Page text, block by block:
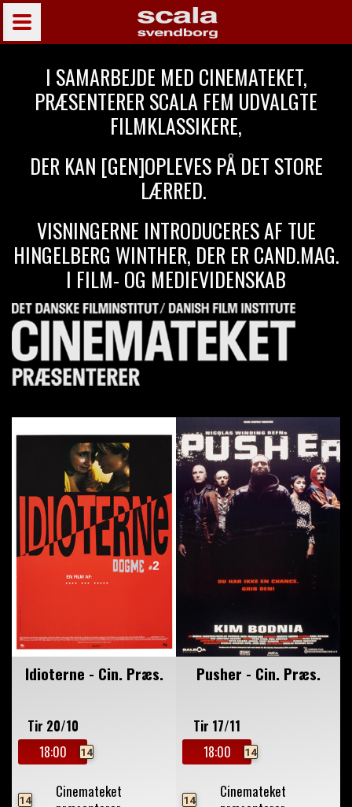
I SAMARBEJDE MED CINEMATEKET,
PRÆSENTERER SCALA FEM UDVALGTE
FILMKLASSIKERE,
DER KAN [GEN]OPLEVES PÅ DET STORE
LÆRRED.
VISNINGERNE INTRODUCERES AF TUE
HINGELBERG WINTHER, DER ER CAND.MAG.
I FILM- OG MEDIEVIDENSKAB